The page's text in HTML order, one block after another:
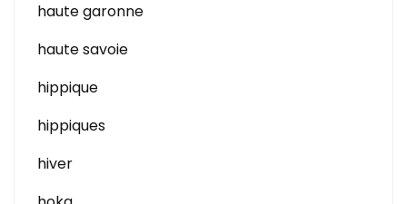
haute garonne
haute savoie
hippique
hippiques
hiver